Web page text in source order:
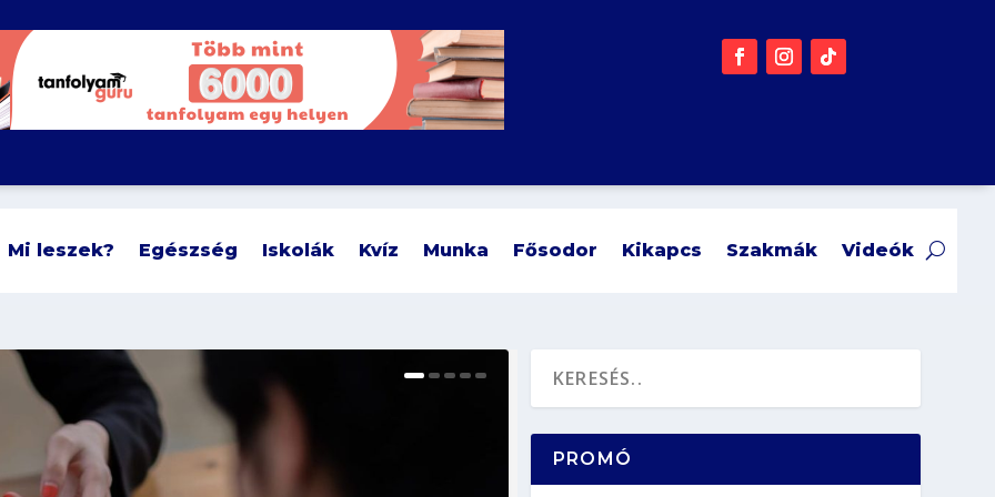
Mi leszek? Egészség Iskolák Kvíz Munka Fősodor Kikapcs Szakmák Videók
PROMÓ